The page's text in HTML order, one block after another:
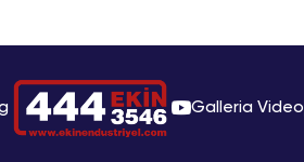
Galleria Video